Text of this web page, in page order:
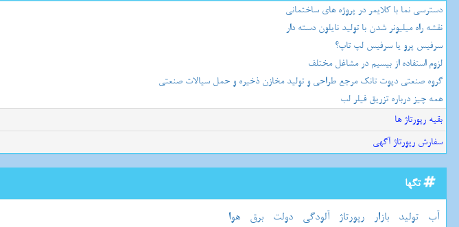
دسترسی نما با کلایمر در پروژه های ساختمانی
نقشه راه میلیونر شدن با تولید نایلون دسته دار
سرفیس پرو یا سرفیس لپ تاپ؟
لزوم استفاده از بیسیم در مشاغل مختلف
گروه صنعتی دپوت تانک مرجع طراحی و تولید مخازن ذخیره و حمل سیالات صنعتی
همه چیز درباره تزریق فیلر لب
بقیه رپورتاژ ها
سفارش رپورتاژ آگهی
تگها
آب تولید بازار رپورتاژ آلودگی دولت برق هوا